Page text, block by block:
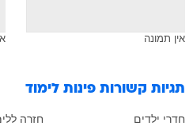
אין תמונה
תגיות קשורות פינות לימוד
חדרי ילדים חזרה